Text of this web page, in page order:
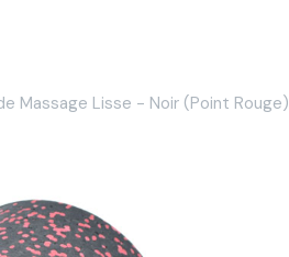
Massage Lisse - Noir (Point Rouge)